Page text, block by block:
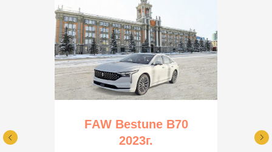
FАW Bestunе B70
2023г.